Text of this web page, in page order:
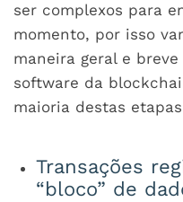
ser complexos para
momento, por isso
maneira geral e
software da
maioria destas
Transações
“bloco” de